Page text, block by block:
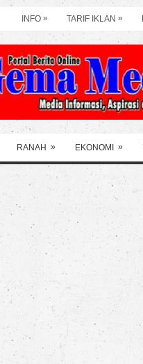
INFO » TARIF IKLAN »
RANAH » EKONOMI »